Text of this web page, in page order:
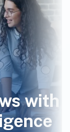
with